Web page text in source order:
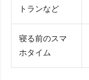
トランなど
寝る前のスマ
ホタイム